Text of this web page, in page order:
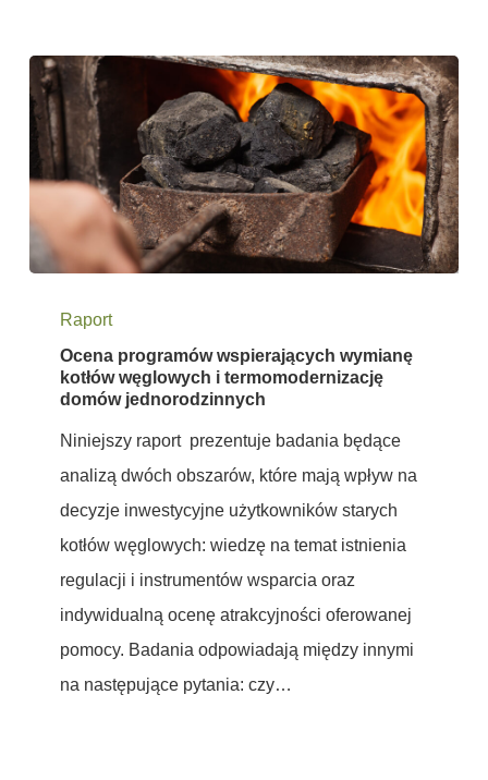
programów
wspierających
wymianę
termomodernizację
Raport
Ocena programów wspierających wymianę
kotłów węglowych i termomodernizację
domów jednorodzinnych
Niniejszy raport prezentuje badania będące
analizą dwóch obszarów, które mają wpływ na
decyzje inwestycyjne użytkowników starych
kotłów węglowych: wiedzę na temat istnienia
regulacji i instrumentów wsparcia oraz
indywidualną ocenę atrakcyjności oferowanej
pomocy. Badania odpowiadają między innymi
na następujące pytania: czy…